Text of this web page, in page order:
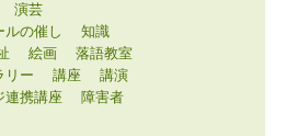
演芸
の催し
知識
絵画
落語教室
リー
講座
講演
連携講座
障害者